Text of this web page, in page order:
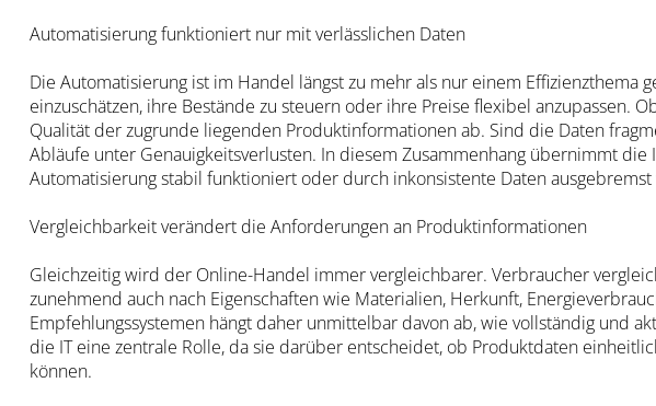
Automatisierung funktioniert nur mit verlässlichen Daten
Die Automatisierung ist im Handel längst zu mehr als nur einem Effizienzthema
einzuschätzen, ihre Bestände zu steuern oder ihre Preise flexibel anzupassen.
Qualität der zugrunde liegenden Produktinformationen ab. Sind die Daten
Abläufe unter Genauigkeitsverlusten. In diesem Zusammenhang übernimmt
Automatisierung stabil funktioniert oder durch inkonsistente Daten
Vergleichbarkeit verändert die Anforderungen an Produktinformationen
Gleichzeitig wird der Online-Handel immer vergleichbarer. Verbraucher
zunehmend auch nach Eigenschaften wie Materialien, Herkunft,
Empfehlungssystemen hängt daher unmittelbar davon ab, wie vollständig und
die IT eine zentrale Rolle, da sie darüber entscheidet, ob Produktdaten
können.